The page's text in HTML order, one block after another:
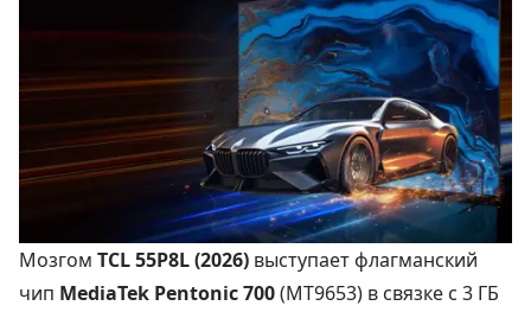
Мозгом TCL 55P8L (2026) выступает флагманский
чип MediaTek Pentonic 700(MT9653) в связке с 3 ГБ